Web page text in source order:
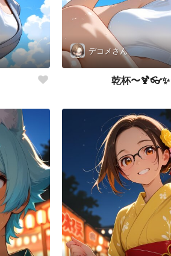
デコメさん
乾杯〜🍹👓✨